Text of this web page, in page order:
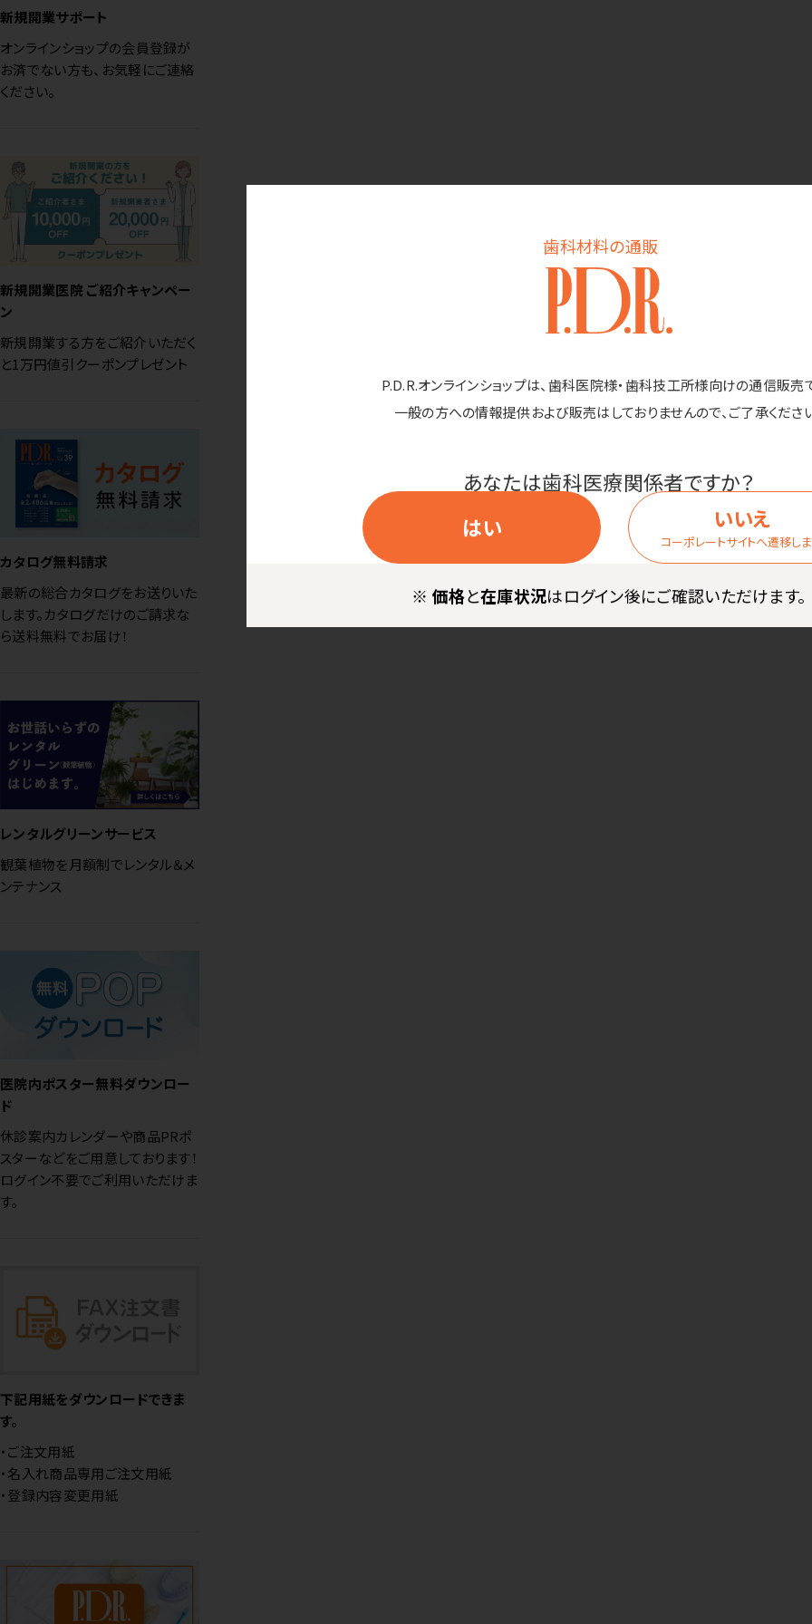
歯科材料の通販
P.D.R.オンラインショップは、歯科医院様・歯科技工所様向けの通信販売
一般の方への情報提供および販売はしておりませんので、ご了承くださ
あなたは歯科医療関係者ですか？
はい
いいえ
コーポレートサイトへ遷移し
※ 価格と在庫状況はログイン後にご確認いただけます。
新規開業サポート
オンラインショップの会員登録が
お済でない方も、お気軽にご連絡
ください。
新規開業医院 ご紹介キャンペー
ン
新規開業する方をご紹介いただく
と1万円値引クーポンプレゼント
カタログ無料請求
最新の総合カタログをお送りいた
します。カタログだけのご請求な
ら送料無料でお届け！
レンタルグリーンサービス
観葉植物を月額制でレンタル＆メ
ンテナンス
医院内ポスター無料ダウンロー
ド
休診案内カレンダーや商品PRポ
スターなどをご用意しております！
ログイン不要でご利用いただけま
す。
下記用紙をダウンロードできま
す。
・ご注文用紙
・名入れ商品専用ご注文用紙
・登録内容変更用紙